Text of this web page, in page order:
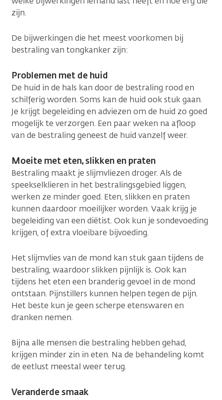
zijn.
De bijwerkingen die het meest voorkomen bij
bestraling van tongkanker zijn:
Problemen met de huid
De huid in de hals kan door de bestraling rood en
schilferig worden. Soms kan de huid ook stuk gaan.
Je krijgt begeleiding en adviezen om de huid zo goed
mogelijk te verzorgen. Een paar weken na afloop
van de bestraling geneest de huid vanzelf weer.
Moeite met eten, slikken en praten
Bestraling maakt je slijmvliezen droger. Als de
speekselklieren in het bestralingsgebied liggen,
werken ze minder goed. Eten, slikken en praten
kunnen daardoor moeilijker worden. Vaak krijg je
begeleiding van een diëtist. Ook kun je sondevoeding
krijgen, of extra vloeibare bijvoeding.
Het slijmvlies van de mond kan stuk gaan tijdens de
bestraling, waardoor slikken pijnlijk is. Ook kan
tijdens het eten een branderig gevoel in de mond
ontstaan. Pijnstillers kunnen helpen tegen de pijn.
Het beste kun je geen scherpe etenswaren en
dranken nemen.
Bijna alle mensen die bestraling hebben gehad,
krijgen minder zin in eten. Na de behandeling komt
de eetlust meestal weer terug.
Veranderde smaak